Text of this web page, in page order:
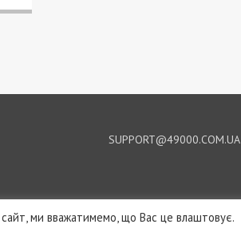
SUPPORT@49000.COM.UA
© 2026, ВСІ ПРАВА ЗАХИЩЕНІ
ми вважатимемо, що Вас це влаштовує.